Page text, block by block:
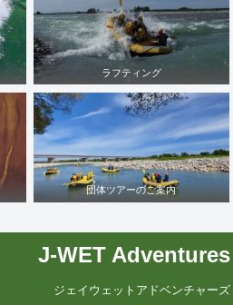
ラフティング
団体ツアーのご案内
J-WET Adventures
ジェイウェットアドベンチャーズ